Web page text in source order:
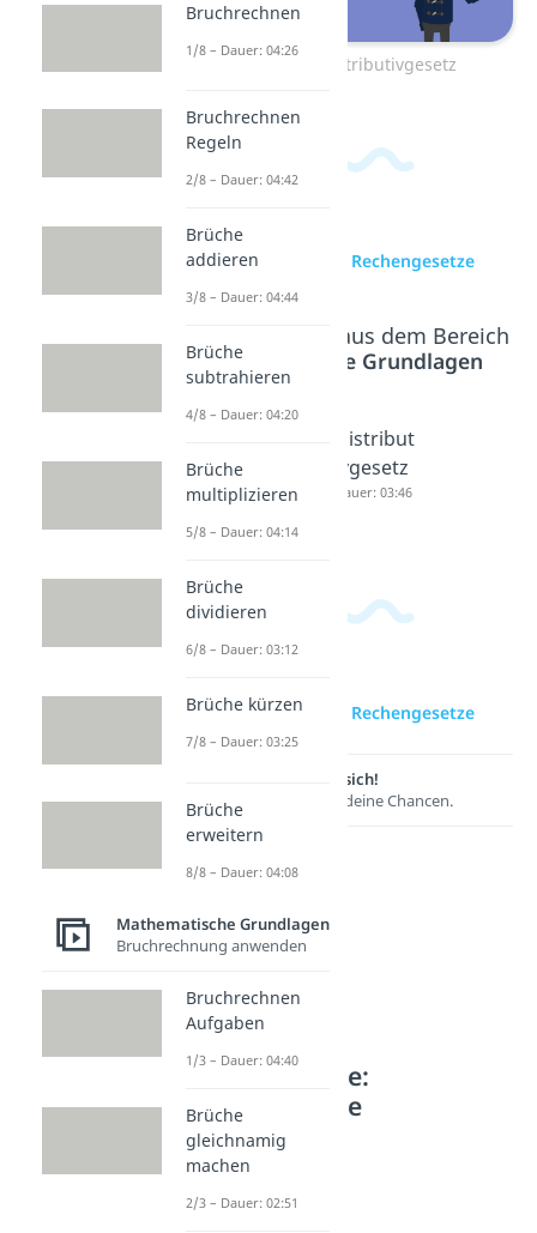
Zum Video: Distributivgesetz
zur Videoseite: Rechengesetze
Beliebte Inhalte aus dem Bereich
Mathematische Grundlagen
ativgeset
Dauer: 03:37
Distribut
ivgesetz
Dauer: 03:46
zur Videoseite: Rechengesetze
Lernen lohnt sich!
Entdecke hier deine Chancen.
Weitere Inhalte:
Mathematische
Grundlagen
Rechenregeln
Rechengesetze
Bruchrechnen
1/8 – Dauer: 04:26
Bruchrechnen
Regeln
2/8 – Dauer: 04:42
Brüche
addieren
3/8 – Dauer: 04:44
Brüche
subtrahieren
4/8 – Dauer: 04:20
Brüche
multiplizieren
5/8 – Dauer: 04:14
Brüche
dividieren
6/8 – Dauer: 03:12
Brüche kürzen
7/8 – Dauer: 03:25
Brüche
erweitern
8/8 – Dauer: 04:08
Mathematische Grundlagen
Bruchrechnung anwenden
Bruchrechnen
Aufgaben
1/3 – Dauer: 04:40
Brüche
gleichnamig
machen
2/3 – Dauer: 02:51